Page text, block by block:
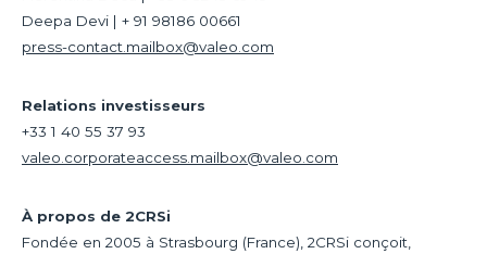
Deepa Devi | + 91 98186 00661
press-contact.mailbox@valeo.com
Relations investisseurs
+33 1 40 55 37 93
valeo.corporateaccess.mailbox@valeo.com
À propos de 2CRSi
Fondée en 2005 à Strasbourg (France), 2CRSi conçoit,